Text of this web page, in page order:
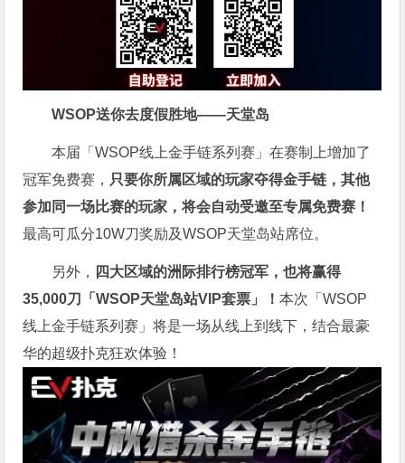
WSOP送你去度假胜地——天堂岛
本届「WSOP线上金手链系列赛」在赛制上增加了
冠军免费赛， 只要你所属区域的玩家夺得金手链，其他
参加同一场比赛的玩家，将会自动受邀至专属免费赛！
最高可瓜分10W刀奖励及WSOP天堂岛站席位。
另外， 四大区域的洲际排行榜冠军，也将赢得
35,000刀「WSOP天堂岛站VIP套票」！本次「WSOP
线上金手链系列赛」将是一场从线上到线下，结合最豪
华的超级扑克狂欢体验！